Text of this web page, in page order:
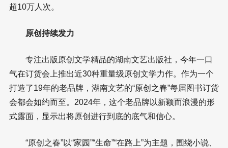
超10万人次。
原创持续发力
专注出版原创文学精品的湖南文艺出版社，今年一口
气在订货会上推出近30种重量级原创文学力作。作为一个
打造了19年的老品牌，湖南文艺的“原创之春”每届图书订货
会都会如约而至。2024年，这个老品牌以新颖而浪漫的形
式露面，显示出将原创进行到底的底气和信心。
“原创之春”以“家园”“生命”“在路上”为主题，围绕小说、